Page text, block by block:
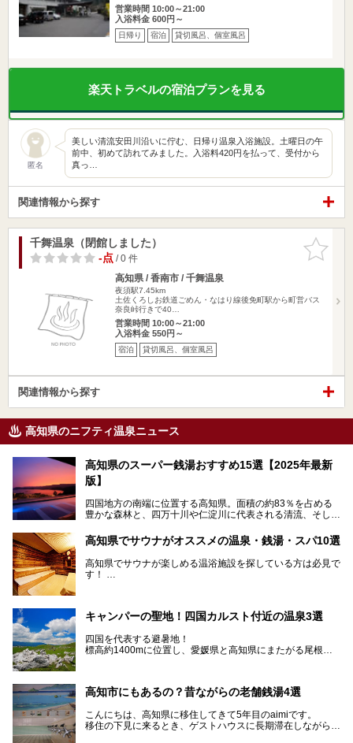
営業時間 10:00～21:00
入浴料金 600円～
日帰り 宿泊 貸切風呂、個室風呂
楽天トラベルの宿泊プランを見る
匿名
美しい清流安田川沿いに佇む、日帰り温泉入浴施設。土曜日の午
前中、初めて訪れてみました。入浴料420円を払って、受付から
真っ…
関連情報から探す
お気に入
りに追加
千舞温泉（閉館しました）
-点/ 0 件
高知県 / 香南市 / 千舞温泉
夜須駅7.45km
土佐くろしお鉄道ごめん・なはり線後免町駅から町営バス
奈良峠行きで40…
営業時間 10:00～21:00
入浴料金 550円～
宿泊 貸切風呂、個室風呂
関連情報から探す
高知県のニフティ温泉ニュース
高知県のスーパー銭湯おすすめ15選【2025年最新
版】
四国地方の南端に位置する高知県。面積の約83％を占める
豊かな森林と、四万十川や仁淀川に代表される清流、そして
魅力がぎゅっと詰まった県です。
高知県はまた、カツオのたたきをはじめとする海産物や清流
で育つ川魚、大皿にごちそうがどっさり盛られた皿鉢料理、
柚子などの柑橘類、地酒といったグルメが充実していること
でも知られます。ここでは、温泉とあわせて自然の景観やグ
高知県でサウナがオススメの温泉・銭湯・スパ10選
高知県でサウナが楽しめる温浴施設を探している方は必見で
す！
ぜひこれを読んで高知のサウナ探しの参考してくださいね！
キャンパーの聖地！四国カルスト付近の温泉3選
四国を代表する避暑地！
標高約1400mに位置し、愛媛県と高知県にまたがる尾根沿
が見れる場所。
帰り温泉（お風呂）がありません。
中でもライターおすすめの３つの温泉をご紹介します。
高知市にもあるの？昔ながらの老舗銭湯4選
こんにちは、高知県に移住してきて5年目のaimiです。
移住の下見に来るとき、ゲストハウスに長期滞在しながら観